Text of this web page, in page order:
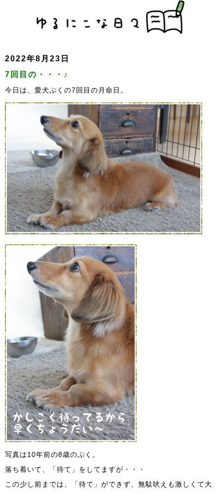
2022年8月23日
7回目の・・・♪
今日は、愛犬ぷくの7回目の月命日。
写真は10年前の8歳のぷく。
落ち着いて、「待て」をしてますが・・・
この少し前までは、「待て」ができず、無駄吠えも激しくて大